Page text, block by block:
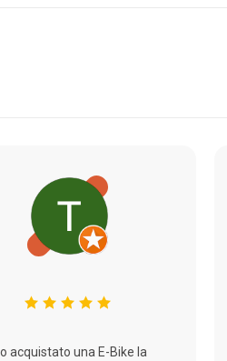
acquistato una E-Bike la